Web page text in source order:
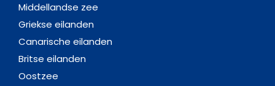
Middellandse zee
Griekse eilanden
Canarische eilanden
Britse eilanden
Oostzee